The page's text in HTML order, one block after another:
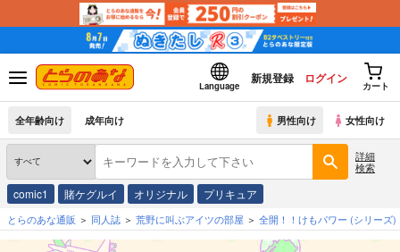
Language
新規登録 ログイン
カート
全年齢向け 成年向け 男性向け 女性向け
詳細
検索
comic1 賭ケグルイ オリジナル プリキュア
とらのあな通販 同人誌 荒野に叫ぶアイツの部屋 全開！！けもパワー (シリーズ)